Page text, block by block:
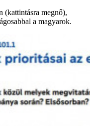
(kattintásra megnő),
a magyarok.